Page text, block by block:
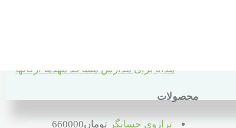
هدایا برای مدارس مساجد مهدها ارگانها
محصولات
ترازوی حسابگر تومان660000